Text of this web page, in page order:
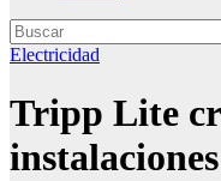
Electricidad
Tripp Lite